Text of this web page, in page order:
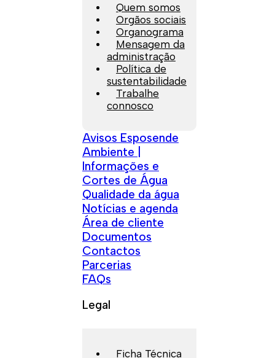
Quem somos
Orgãos sociais
Organograma
Mensagem da
administração
Política de
sustentabilidade
Trabalhe
connosco
Avisos Esposende
Ambiente |
Informações e
Cortes de Água
Qualidade da água
Notícias e agenda
Área de cliente
Documentos
Contactos
Parcerias
FAQs
Legal
Ficha Técnica